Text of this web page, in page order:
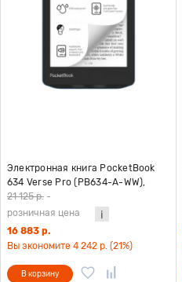
Электронная книга PocketBook
634 Verse Pro (PB634-A-WW),
лазурный
21 125 р. -
розничная цена
16 883 р.
Вы экономите 4 242 р. (21%)
В корзину